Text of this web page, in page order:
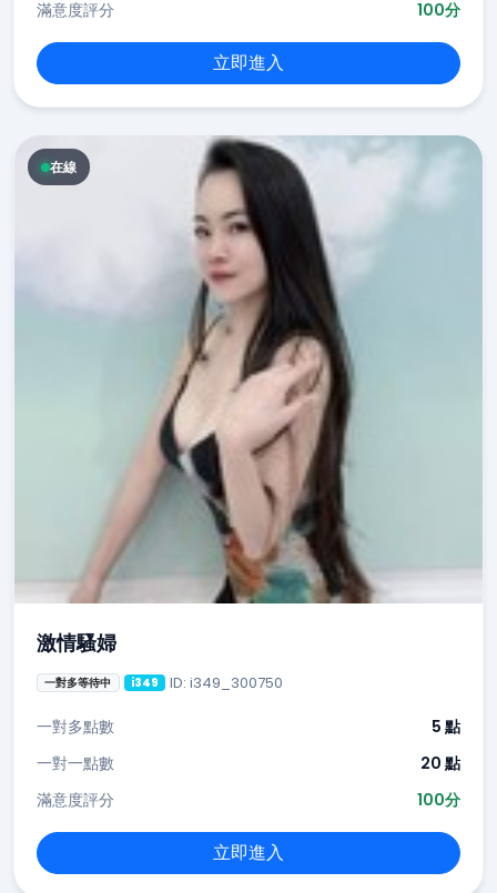
滿意度評分
100分
立即進入
在線
激情騷婦
一對多等待中 i349 ID: i349_300750
一對多點數
5 點
一對一點數
20 點
滿意度評分
100分
立即進入